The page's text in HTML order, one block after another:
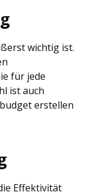
wichtig ist.
für jede
ist auch
erstellen
Effektivität